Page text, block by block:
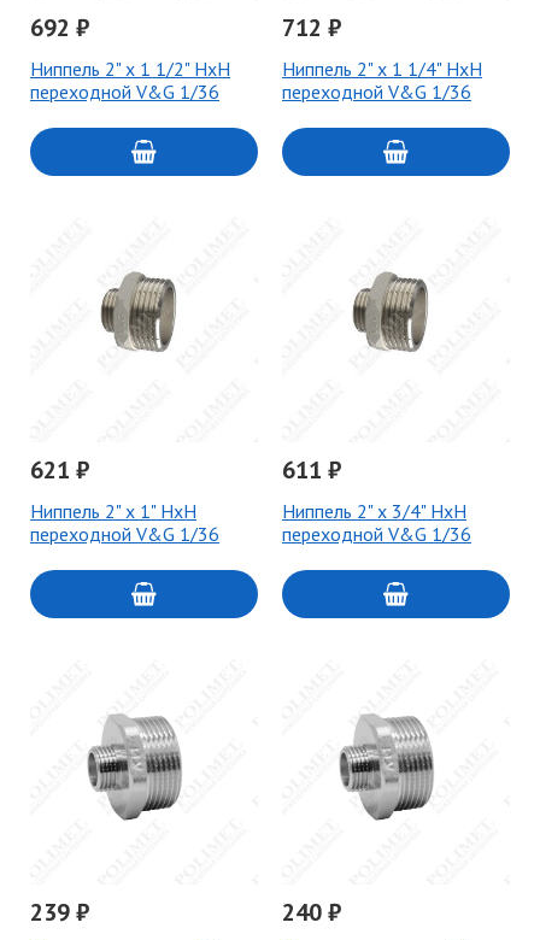
692 ₽
Ниппель 2" х 1 1/2" НxН
переходной V&G 1/36
712 ₽
Ниппель 2" х 1 1/4" НxН
переходной V&G 1/36
621 ₽
Ниппель 2" х 1" НxН
переходной V&G 1/36
611 ₽
Ниппель 2" х 3/4" НxН
переходной V&G 1/36
239 ₽ 240 ₽